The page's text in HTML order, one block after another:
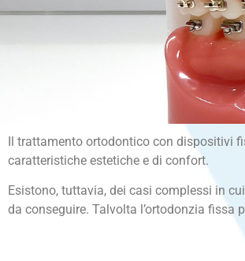
Il trattamento ortodontico con dispositivi
caratteristiche estetiche e di confort.
Esistono, tuttavia, dei casi complessi in
da conseguire. Talvolta l’ortodonzia